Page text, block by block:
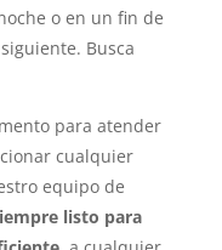
o en un fin de
Busca
para atender
cualquier
equipo de
listo para